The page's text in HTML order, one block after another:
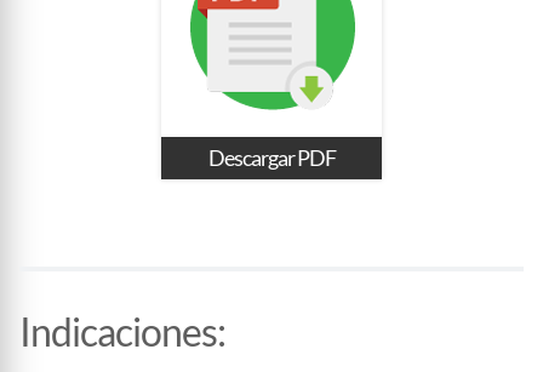
Descargar PDF
Indicaciones: